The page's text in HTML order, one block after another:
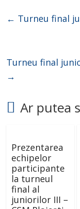
← Turneu final
Turneu final
→
Ar putea
Prezentarea
echipelor
participante
la turneul
final al
juniorilor III –